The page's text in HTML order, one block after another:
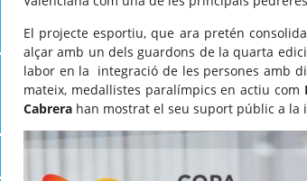
El projecte esportiu, que ara pretén
alçar amb un dels guardons de la quarta
labor en la integració de les persones amb
mateix, medallistes paralímpics en actiu com
Cabrerahan mostrat el seu suport públic a la